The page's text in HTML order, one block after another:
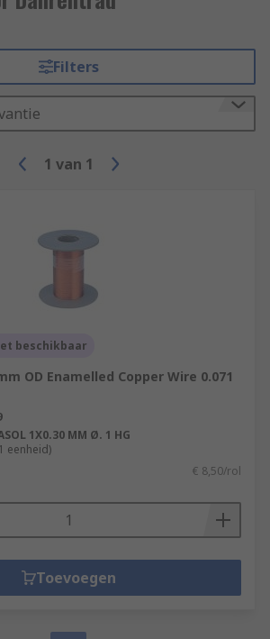
Filters
1 van 1
beschikbaar
OD Enamelled Copper Wire 0.071
1X0.30 MM Ø. 1 HG
eenheid)
€ 8,50/rol
Toevoegen